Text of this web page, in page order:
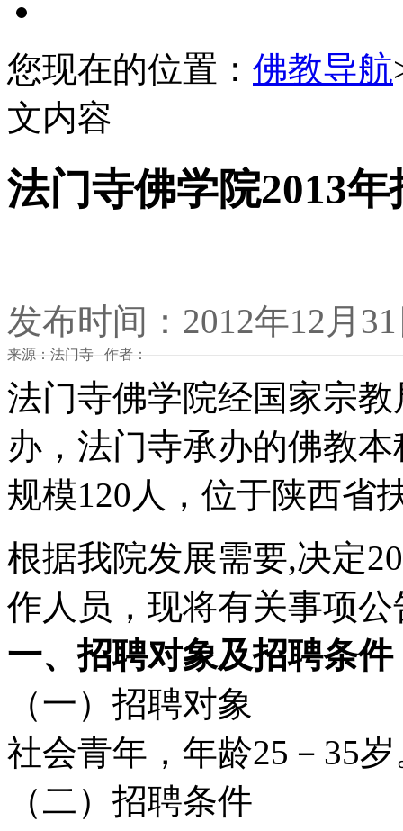
您现在的位置： 佛教导航
文内容
法门寺佛学院2013
发布时间：2012年12月
来源：法门寺 作者：
法门寺佛学院经国家宗
办，法门寺承办的佛教
规模120人，位于陕西省
根据我院发展需要,决定
作人员，现将有关事项
一、招聘对象及招聘条件
（一）招聘对象
社会青年，年龄25－35
（二）招聘条件